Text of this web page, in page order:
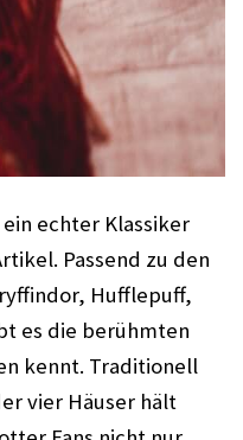
echter Klassiker
Passend zu den
Hufflepuff,
es die berühmten
kennt. Traditionell
vier Häuser hält